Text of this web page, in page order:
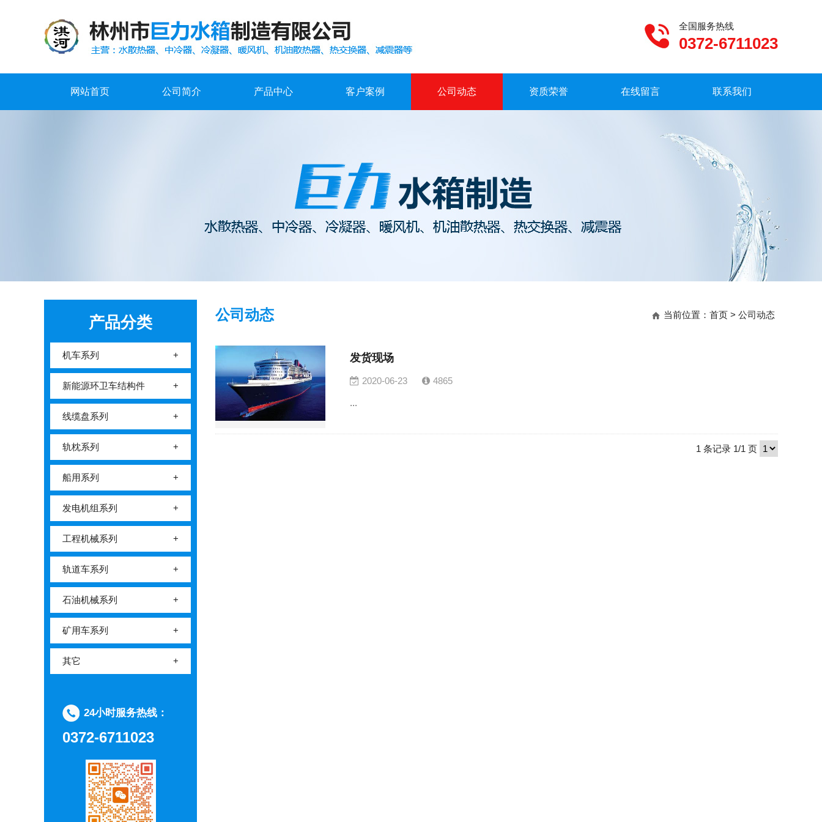
全国服务热线
0372-6711023
网站首页 公司简介 产品中心 客户案例 公司动态 资质荣誉 在线留言 联系我们
产品分类
机车系列 +
新能源环卫车结构件 +
线缆盘系列 +
轨枕系列 +
船用系列 +
发电机组系列 +
工程机械系列 +
轨道车系列 +
石油机械系列 +
矿用车系列 +
其它 +
24小时服务热线：
0372-6711023
公司动态 当前位置： 首页 > 公司动态
发货现场
2020-06-23 4865
...
1 条记录 1/1 页